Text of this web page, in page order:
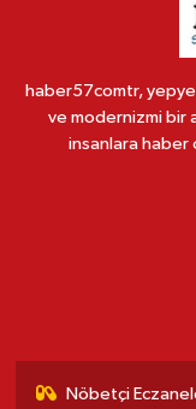
haber57comtr,
ve modernizmi bir
insanlara haber
Nöbetçi